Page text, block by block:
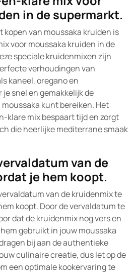
in de supermarkt.
kopen van moussaka kruiden is
voor moussaka kruiden in de
speciale kruidenmixen zijn
verhoudingen van
kaneel, oregano en
snel en gemakkelijk de
kunt bereiken. Het
klare mix bespaart tijd en zorgt
die heerlijke mediterrane smaak
van de
je hem koopt.
van de kruidenmix te
koopt. Door de vervaldatum te
dat de kruidenmix nog vers en
gebruikt in jouw moussaka
bij aan de authentieke
culinaire creatie, dus let op de
een optimale kookervaring te